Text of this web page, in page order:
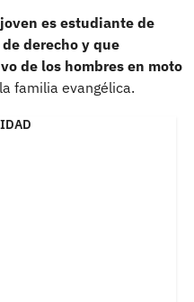
es estudiante de
derecho y que
de los hombres en moto
familia evangélica.